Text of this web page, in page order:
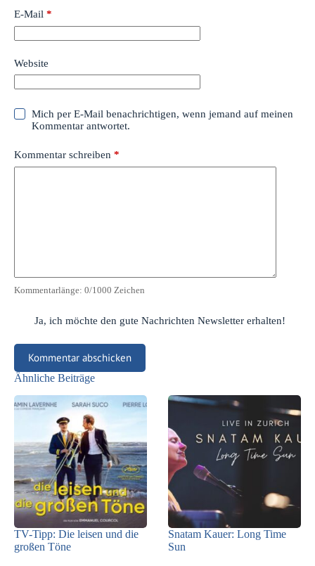
E-Mail *
Website
Mich per E-Mail benachrichtigen, wenn jemand auf meinen
Kommentar antwortet.
Kommentar schreiben *
Kommentarlänge: 0/1000 Zeichen
Ja, ich möchte den gute Nachrichten Newsletter erhalten!
Kommentar abschicken
Ähnliche Beiträge
TV-Tipp: Die leisen und die
großen Töne
Snatam Kauer: Long Time
Sun